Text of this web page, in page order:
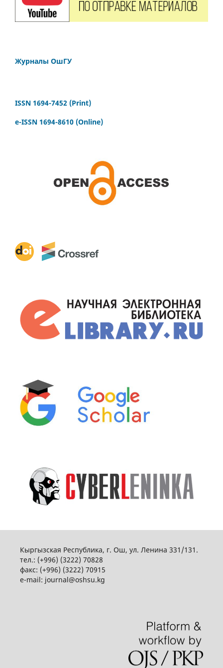
Журналы ОшГУ
ISSN 1694-7452 (Print)
e-ISSN 1694-8610 (Online)
Кыргызская Республика, г. Ош, ул. Ленина 331/131.
тел.: (+996) (3222) 70828
факс: (+996) (3222) 70915
e-mail: journal@oshsu.kg